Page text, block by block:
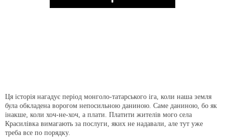
Play
Ця історія нагадує період монголо-татарського іга, коли наша земля
була обкладена ворогом непосильною даниною. Саме даниною, бо як
інакше, коли хоч-не-хоч, а плати. Платити жителів мого села
Красилівка вимагають за послуги, яких не надавали, але тут уже
треба все по порядку.